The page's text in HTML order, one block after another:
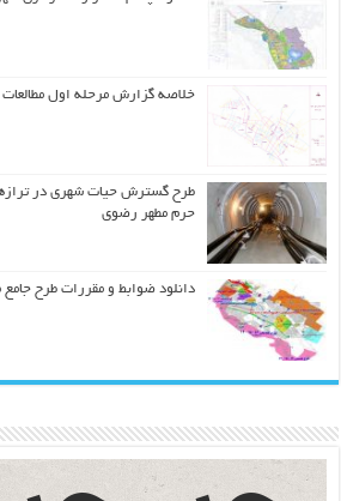
خلاصه گزارش مرحله اول
طرح گسترش حیات شهري در
حرم مطهر رضوي
دانلود ضوابط و مقررات طرح